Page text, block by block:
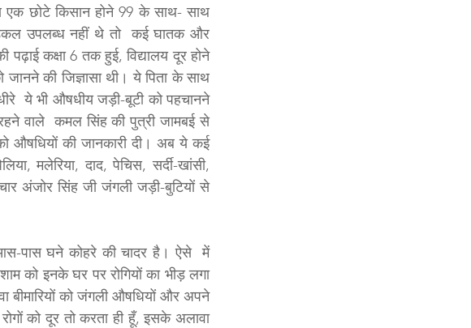
एक छोटे किसान होने 99 के साथ- साथ
उपलब्ध नहीं थे तो  कई घातक और
कक्षा 6 तक हुई, विद्यालय दूर होने
की जिज्ञासा थी। ये पिता के साथ
ये भी औषधीय जड़ी-बूटी को पहचानने
वाले  कमल सिंह की पुत्री जामबई से
औषधियों की जानकारी दी। अब ये कई
मलेरिया, दाद, पेचिस, सर्दी-खांसी,
अंजोर सिंह जी जंगली जड़ी-बुटियों से
पास घने कोहरे की चादर है। ऐसे  में
को इनके घर पर रोगियों का भीड़ लगा
बीमारियों को जंगली औषधियों और अपने
को दूर तो करता ही हूँ, इसके अलावा